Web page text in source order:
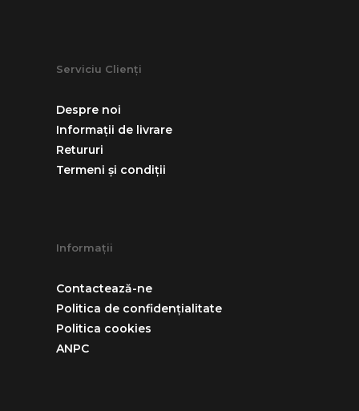
Serviciu Clienți
Despre noi
Informații de livrare
Retururi
Termeni și condiții
Informații
Contactează-ne
Politica de confidențialitate
Politica cookies
ANPC